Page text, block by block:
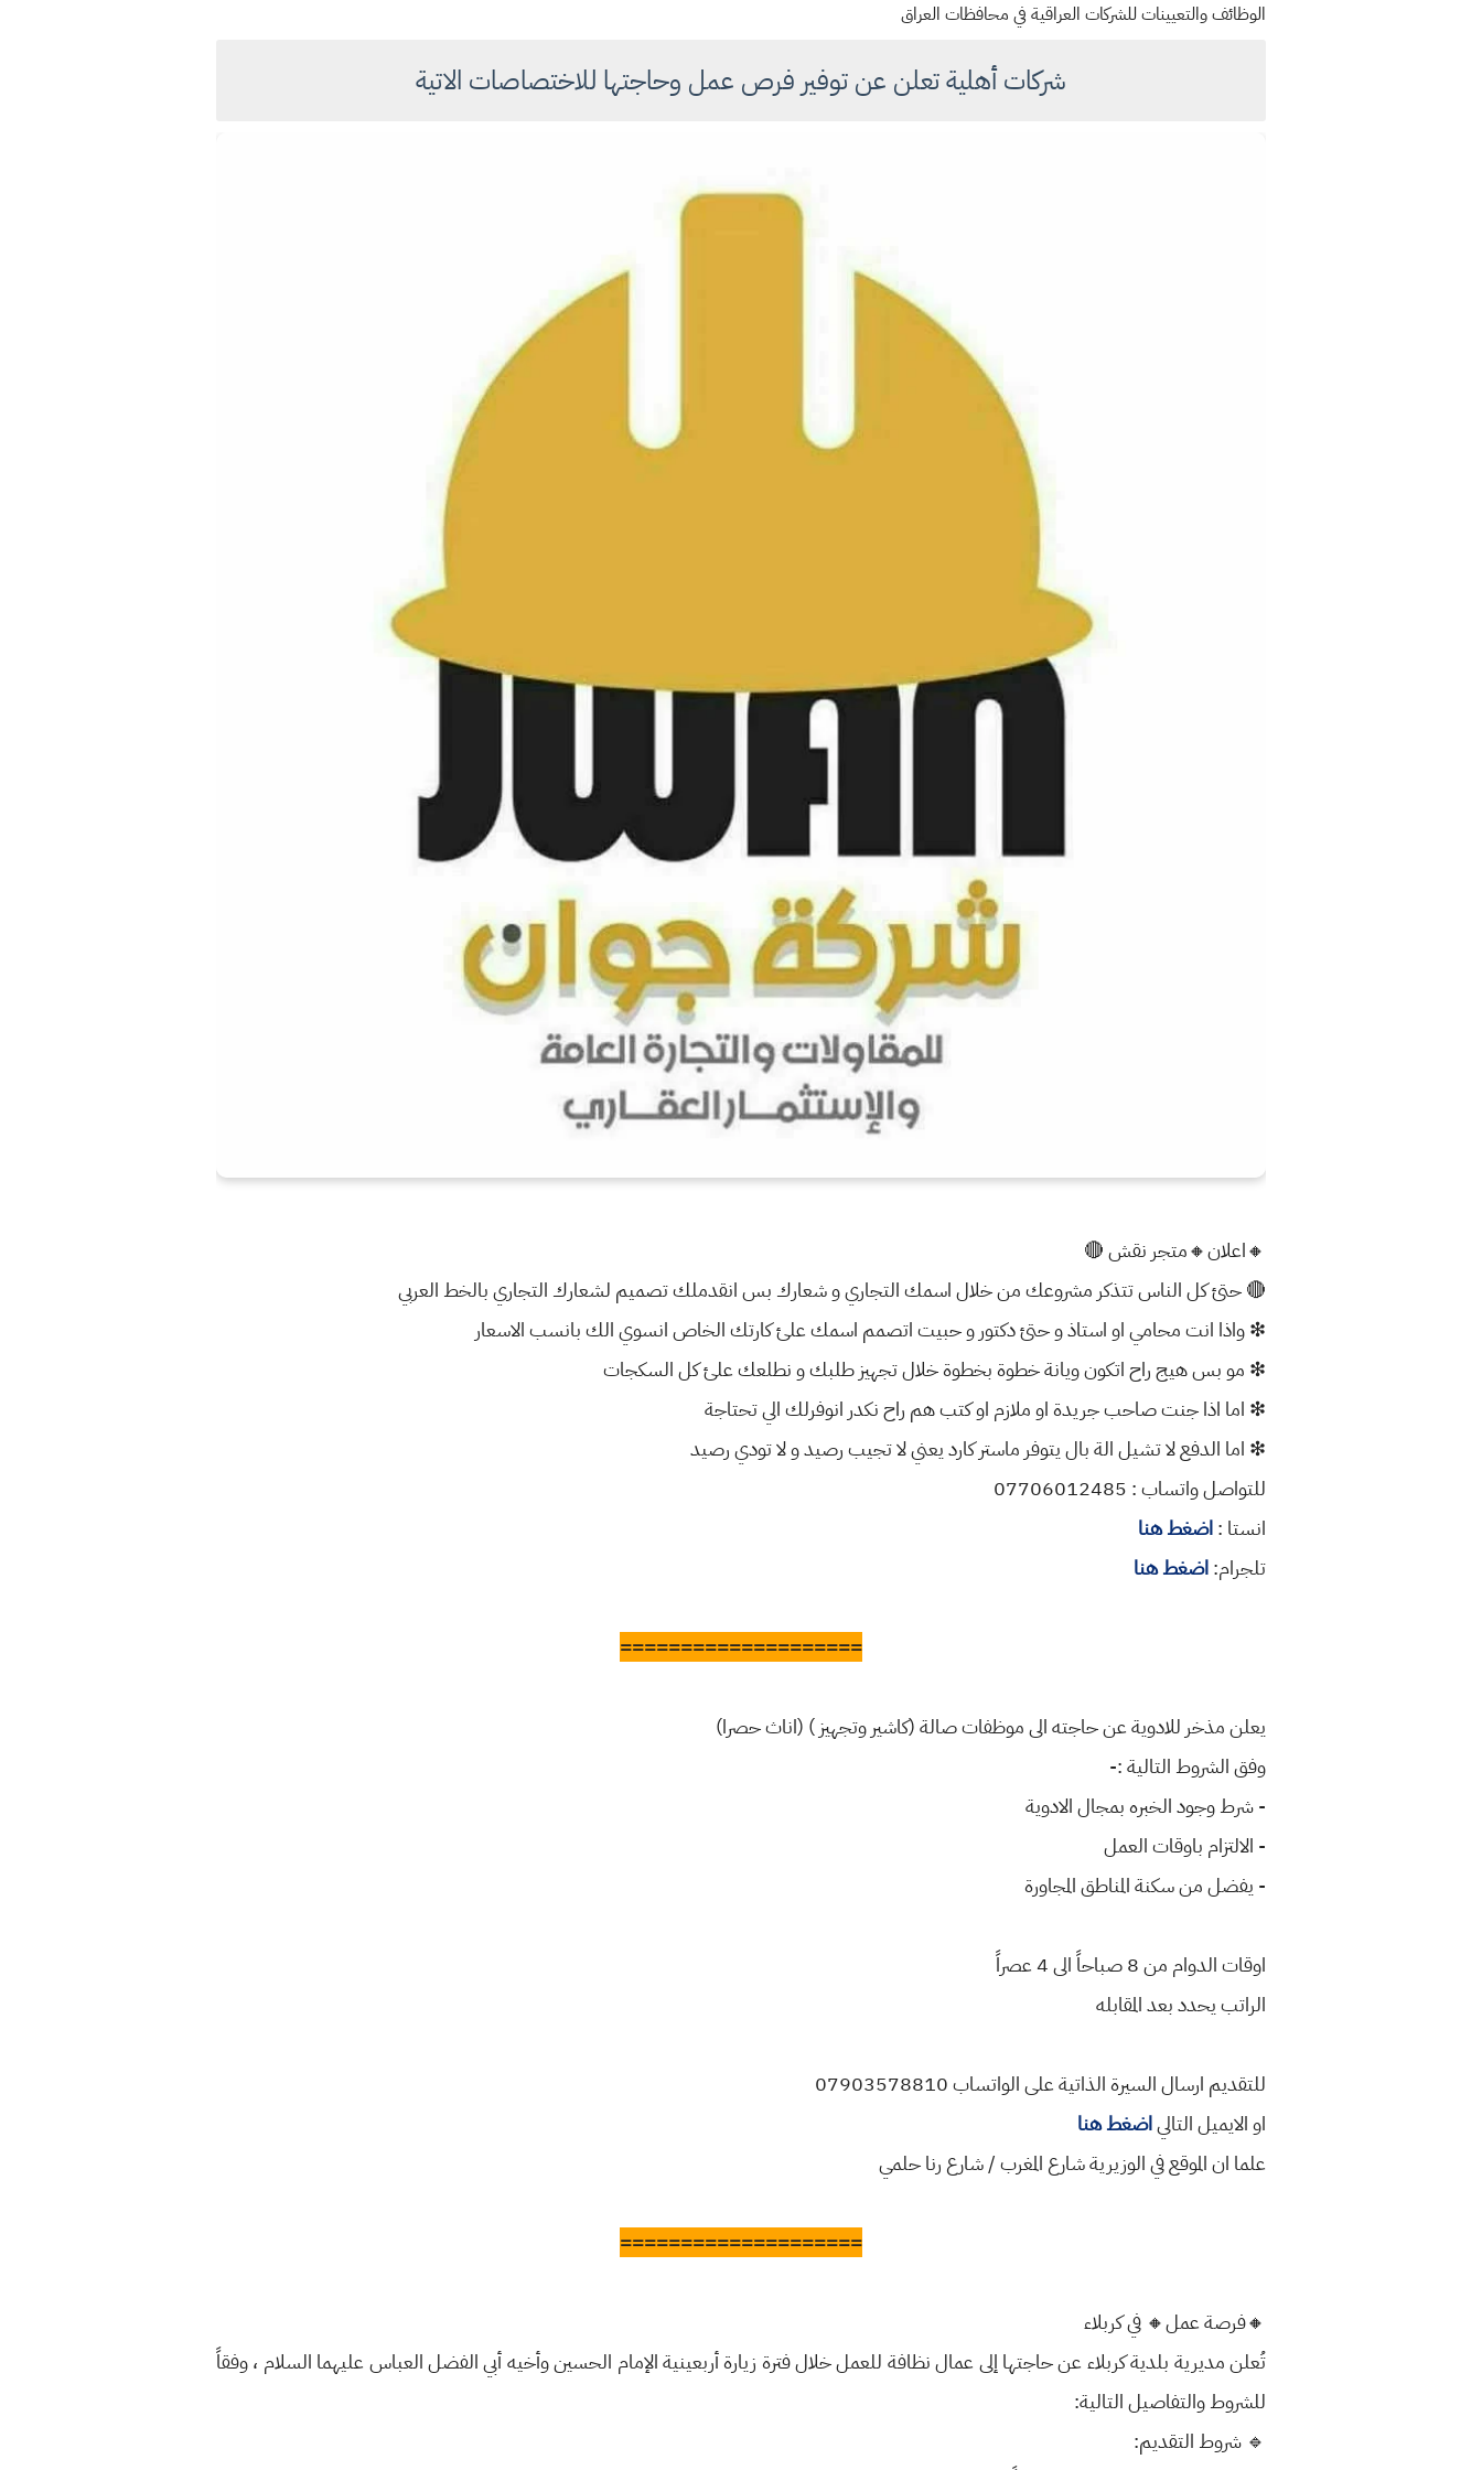
الوظائف والتعيينات للشركات العراقية في محافظات العراق
شركات أهلية تعلن عن توفير فرص عمل وحاجتها للاختصاصات الاتية
🔸️اعلان🔸️متجر نقش 🔴
🔴 حتئ كل الناس تتذكر مشروعك من خلال اسمك التجاري و شعارك بس انقدملك تصميم لشعارك التجاري بالخط العربي
❇ واذا انت محامي او استاذ و حتئ دكتور و حبيت اتصمم اسمك علئ كارتك الخاص انسوي الك بانسب الاسعار
❇ مو بس هيج راح اتكون ويانة خطوة بخطوة خلال تجهيز طلبك و نطلعك علئ كل السكجات
❇ اما اذا جنت صاحب جريدة او ملازم او كتب هم راح نكدر انوفرلك الي تحتاجة
❇ اما الدفع لا تشيل الة بال يتوفر ماستر كارد يعني لا تجيب رصيد و لا تودي رصيد
للتواصل واتساب : 07706012485
انستا :اضغط هنا
تلجرام:اضغط هنا
====================
يعلن مذخر للادوية عن حاجته الى موظفات صالة (كاشير وتجهيز ) (اناث حصرا)
وفق الشروط التالية :-
- شرط وجود الخبره بمجال الادوية
- الالتزام باوقات العمل
- يفضل من سكنة المناطق المجاورة
اوقات الدوام من 8 صباحاً الى 4 عصراً
الراتب يحدد بعد المقابله
للتقديم ارسال السيرة الذاتية على الواتساب 07903578810
او الايميل التالياضغط هنا
علما ان الموقع في الوزيرية شارع المغرب / شارع رنا حلمي
====================
🔸️فرصة عمل🔸️ في كربلاء
تُعلن مديرية بلدية كربلاء عن حاجتها إلى عمال نظافة للعمل خلال فترة زيارة أربعينية الإمام الحسين وأخيه أبي الفضل العباس عليهما السلام ، وفقاً
للشروط والتفاصيل التالية:
🔹 شروط التقديم: